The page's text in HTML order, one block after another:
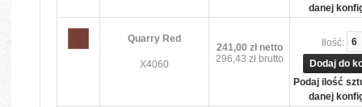
danej
Quarry Red
X4060
241,00 złnetto
296,43 złbrutto
Ilość:
Dodaj do
Podaj ilość
danej